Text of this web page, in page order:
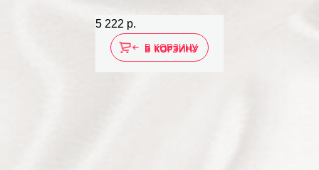
5 222 р.
В КОРЗИНУ